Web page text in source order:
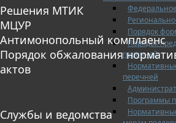
Порядок
Порядок
перечней
перечней
Программы
Решения МТИК
МЦУР
Антимонопольный комплаенс
Порядок обжалования
актов
Службы и ведомства